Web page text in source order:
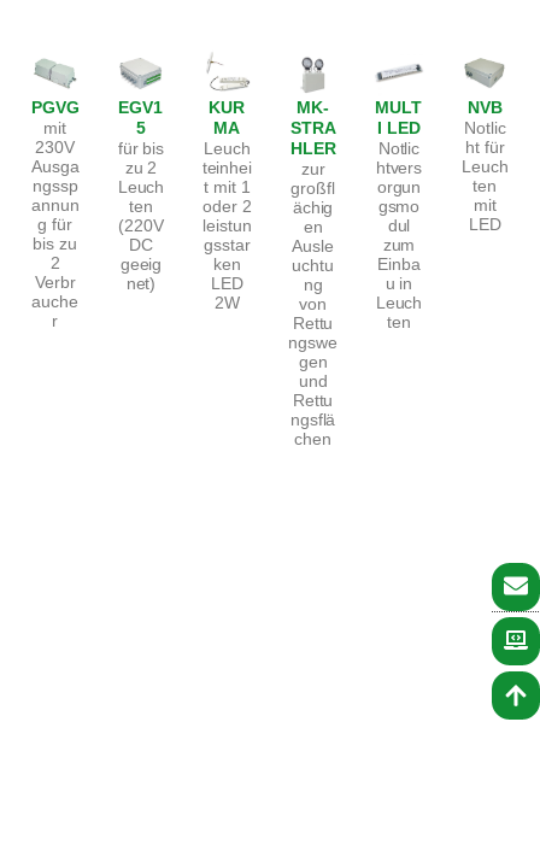
PGVG
mit
230V
Ausga
ngssp
annun
g für
bis zu
2
Verbr
auche
r
EGV1
5
für bis
zu 2
Leuch
ten
(220V
DC
geeig
net)
KUR
MA
Leuch
teinhei
t mit 1
oder 2
leistun
gsstar
ken
LED
2W
MK-
STRA
HLER
zur
großfl
ächig
en
Ausle
uchtu
ng
von
Rettu
ngswe
gen
und
Rettu
ngsflä
chen
MULT
I LED
Notlic
htvers
orgun
gsmo
dul
zum
Einba
u in
Leuch
ten
NVB
Notlic
ht für
Leuch
ten
mit
LED